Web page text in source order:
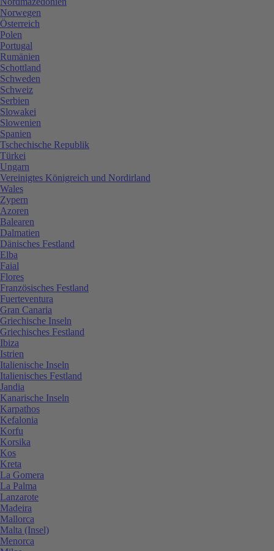
Norwegen
Österreich
Polen
Portugal
Rumänien
Schottland
Schweden
Schweiz
Serbien
Slowakei
Slowenien
Spanien
Tschechische Republik
Türkei
Ungarn
Vereinigtes Königreich und Nordirland
Wales
Zypern
Azoren
Balearen
Dalmatien
Dänisches Festland
Elba
Faial
Flores
Französisches Festland
Fuerteventura
Gran Canaria
Griechische Inseln
Griechisches Festland
Ibiza
Istrien
Italienische Inseln
Italienisches Festland
Jandia
Kanarische Inseln
Karpathos
Kefalonia
Korfu
Korsika
Kos
Kreta
La Gomera
La Palma
Lanzarote
Madeira
Mallorca
Malta (Insel)
Menorca